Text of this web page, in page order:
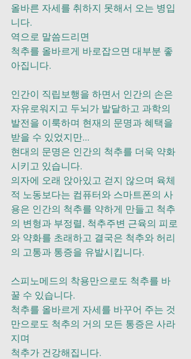
올바른 자세를 취하지 못해서 오는 병입
니다.
역으로 말씀드리면
척추를 올바르게 바로잡으면 대부분 좋
아집니다.
인간이 직립보행을 하면서 인간의 손은
자유로워지고 두뇌가 발달하고 과학의
발전을 이룩하며 현재의 문명과 혜택을
받을 수 있었지만...
현대의 문명은 인간의 척추를 더욱 약화
시키고 있습니다.
의자에 오래 앉아있고 걷지 않으며 육체
적 노동보다는 컴퓨터와 스마트폰의 사
용은 인간의 척추를 약하게 만들고 척추
의 변형과 부정렬, 척추주변 근육의 피로
와 약화를 초래하고 결국은 척추와 허리
의 고통과 통증을 유발시킵니다.
스피노메드의 착용만으로도 척추를 바
꿀 수 있습니다.
척추를 올바르게 자세를 바꾸어 주는 것
만으로도 척추의 거의 모든 통증은 사라
지며
척추가 건강해집니다.